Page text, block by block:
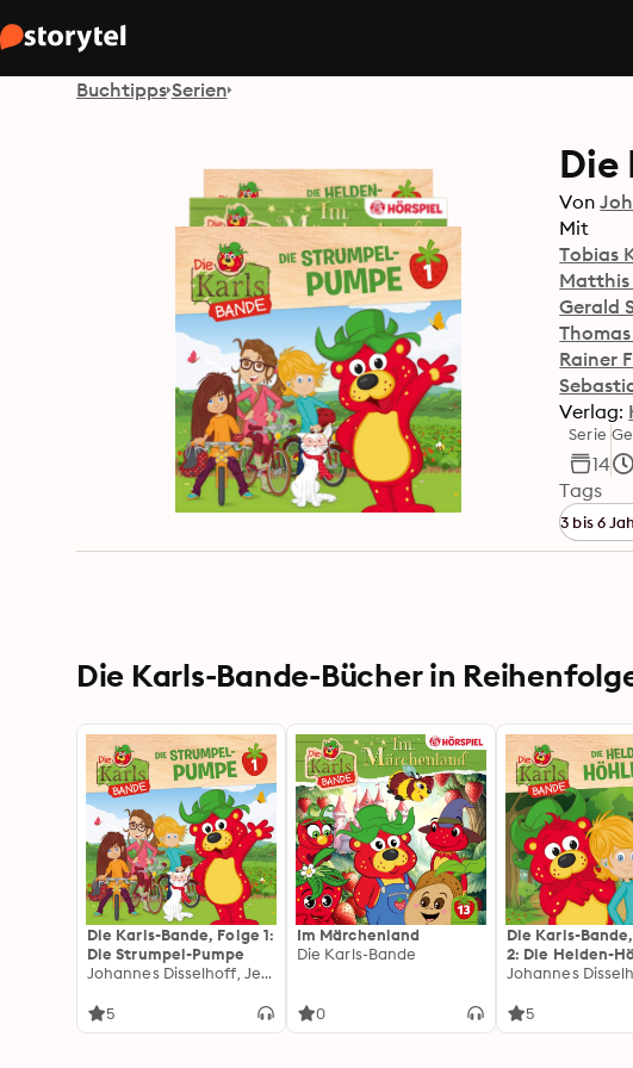
Buchtipps Serien
Die
Von
Mit
Tobias
Matthis
Gerald
Rainer
Verlag:
Serie
14
Tags
3 bis 6
Die Karls-Bande-Bücher in
Die Karls-Bande, Folge 1:
Die Strumpel-Pumpe
Johannes Disselhoff, Jenny Alten
5
Im Märchenland
Die Karls-Bande
0
Die Karls-
2: Die Helden-
5